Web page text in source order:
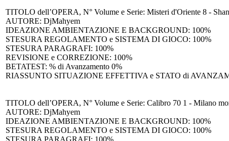
TITOLO dell’OPERA, N° Volume e Serie: Misteri d'Oriente 8 -
AUTORE: DjMahyem
IDEAZIONE AMBIENTAZIONE E BACKGROUND: 100%
STESURA REGOLAMENTO e SISTEMA DI GIOCO: 100%
STESURA PARAGRAFI: 100%
REVISIONE e CORREZIONE: 100%
BETATEST: % di Avanzamento 0%
RIASSUNTO SITUAZIONE EFFETTIVA e STATO di
TITOLO dell’OPERA, N° Volume e Serie: Calibro 70 1 - Milano
AUTORE: DjMahyem
IDEAZIONE AMBIENTAZIONE E BACKGROUND: 100%
STESURA REGOLAMENTO e SISTEMA DI GIOCO: 100%